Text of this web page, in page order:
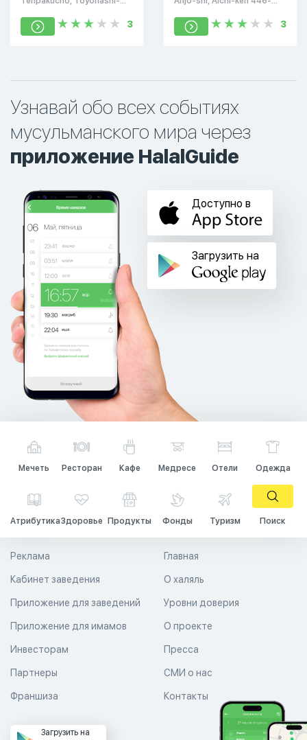
Япония
3 3
Узнавай обо всех событиях
мусульманского мира через
приложение HalalGuide
Доступно в
Загрузить на
Мечеть Ресторан Кафе Медресе Отели Одежда
АтрибутикаЗдоровье Продукты Фонды Туризм Поиск
Главная
О халяль
Уровни доверия
Реклама
Кабинет заведения
Приложение для заведений
Приложение для имамов О проекте
Пресса
СМИ о нас
Контакты
Инвесторам
Партнеры
Франшиза
Загрузить на